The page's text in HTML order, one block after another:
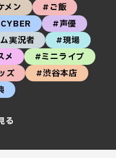
メン
#ご飯
#声優
実況者
#現場
メ
#ミニライブ
ズ
#渋谷本店
る